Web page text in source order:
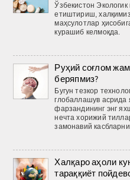
Ўзбекистон
етиштириш,
маҳсулотлар
курашиб келмоқда.
Руҳий соғлом
беряпмиз?
Бугун тезкор
глобаллашув
фарзандининг энг
нечта хорижий
замонавий
Халқаро аҳоли
тараққиёт